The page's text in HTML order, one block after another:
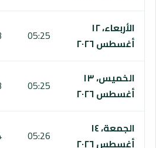
الأربعاء، ١٢
أغسطس ٢٠٢٦
05:25
الخميس، ١٣
أغسطس ٢٠٢٦
05:25
الجمعة، ١٤
أغسطس ٢٠٢٦
05:26